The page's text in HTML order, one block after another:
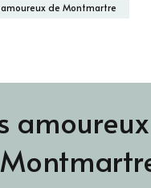
amoureux de Montmartre